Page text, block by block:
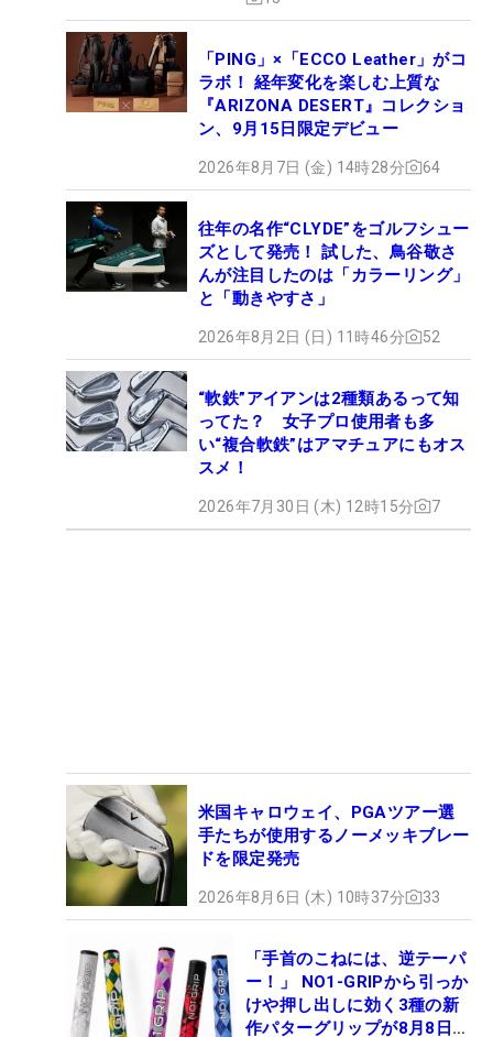
「PING」×「ECCO Leather」がコ
ラボ！ 経年変化を楽しむ上質な
『ARIZONA DESERT』コレクショ
ン、9月15日限定デビュー
2026年8月7日 (金) 14時28分 64
往年の名作“CLYDE”をゴルフシュー
ズとして発売！ 試した、鳥谷敬さ
んが注目したのは「カラーリング」
と「動きやすさ」
2026年8月2日 (日) 11時46分 52
“軟鉄”アイアンは2種類あるって知
ってた？ 女子プロ使用者も多
い“複合軟鉄”はアマチュアにもオス
スメ！
2026年7月30日 (木) 12時15分 7
米国キャロウェイ、PGAツアー選
手たちが使用するノーメッキブレー
ドを限定発売
2026年8月6日 (木) 10時37分 33
「手首のこねには、逆テーパ
ー！」 NO1-GRIPから引っか
けや押し出しに効く3種の新
作パターグリップが8月8日デ